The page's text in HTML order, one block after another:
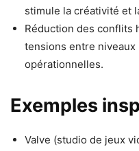
stimule la créativité et
Réduction des conflits
tensions entre
opérationnelles.
Exemples
Valve (studio de jeux